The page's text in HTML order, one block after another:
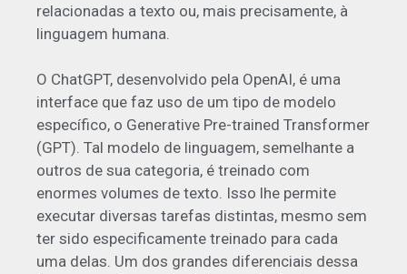
relacionadas a texto ou, mais precisamente, à
linguagem humana.
O ChatGPT, desenvolvido pela OpenAI, é uma
interface que faz uso de um tipo de modelo
específico, o Generative Pre-trained Transformer
(GPT). Tal modelo de linguagem, semelhante a
outros de sua categoria, é treinado com
enormes volumes de texto. Isso lhe permite
executar diversas tarefas distintas, mesmo sem
ter sido especificamente treinado para cada
uma delas. Um dos grandes diferenciais dessa